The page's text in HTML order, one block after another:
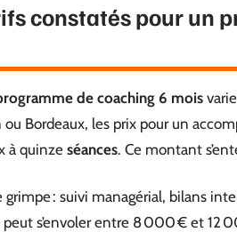
constatés pour un
de coaching 6 mois
ou Bordeaux, les prix pour un
à quinze séances. Ce montant
grimpe : suivi managérial, bilans
s’envoler entre 8 000 € et 12